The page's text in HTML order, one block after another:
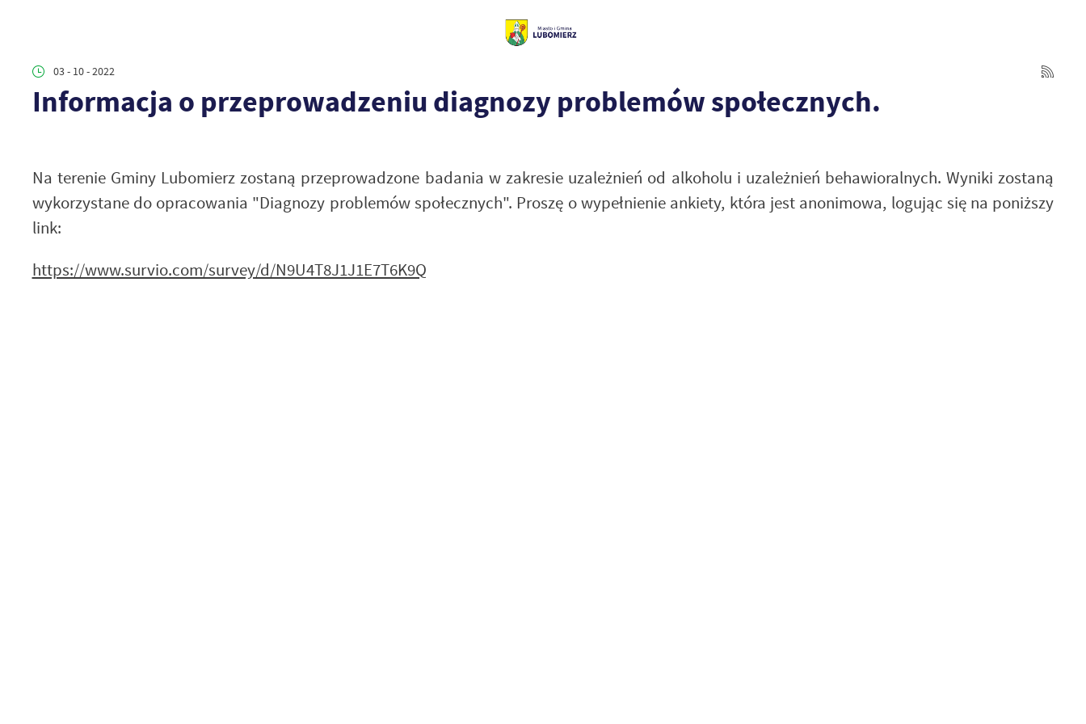
03 - 10 - 2022
Informacja o przeprowadzeniu diagnozy problemów społecznych.
Na terenie Gminy Lubomierz zostaną przeprowadzone badania w zakresie uzależnień od alkoholu i uzależnień behawioralnych. Wyniki zostaną
wykorzystane do opracowania "Diagnozy problemów społecznych". Proszę o wypełnienie ankiety, która jest anonimowa, logując się na poniższy
link:
https://www.survio.com/survey/d/N9U4T8J1J1E7T6K9Q